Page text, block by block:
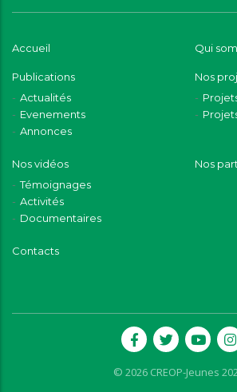
Accueil Qui
Publications
Actualités
Evenements
Annonces
Nos
Nos vidéos
Témoignages
Activités
Documentaires
Nos
Contacts
© 2026 CREOP-Jeunes